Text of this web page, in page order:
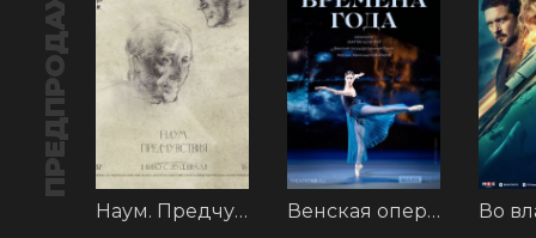
ПРЕДПРОДАЖА
Наум. Предчувствия Венская опера: Времена года